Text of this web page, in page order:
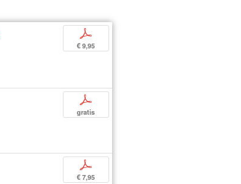
p
€ 9,95
p
gratis
p
€ 7,95